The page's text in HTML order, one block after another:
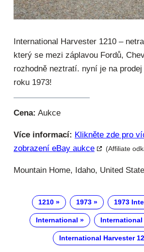
International Harvester 1210 –
který se mezi záplavou Fordů,
rozhodně neztratí. nyní je na
roku 1973!
Cena: Aukce
Více informací: Klikněte zde pro
zobrazení eBay aukce
(Affiliate
Mountain Home, Idaho, United
1210 1973 1973
International International
International Harvester